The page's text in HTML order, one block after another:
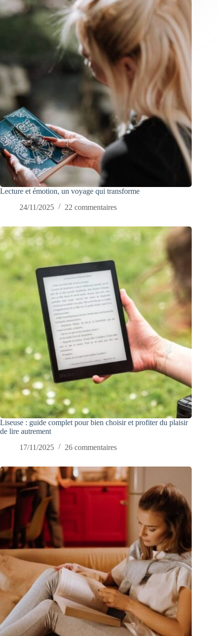
Lecture et émotion, un voyage qui transforme
24/11/2025
22 commentaires
Liseuse : guide complet pour bien choisir et profiter du plaisir
de lire autrement
17/11/2025
26 commentaires